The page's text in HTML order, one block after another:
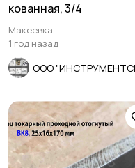
кованная, 3/4
Макеевка
1 год назад